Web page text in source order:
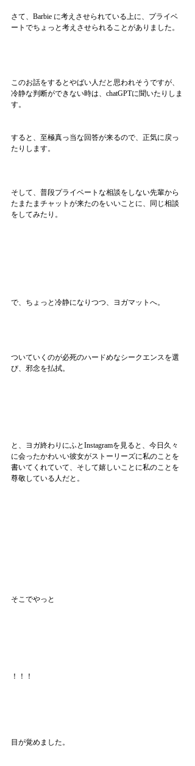
さて、Barbie に考えさせられている上に、プライベ
ートでちょっと考えさせられることがありました。
このお話をするとやばい人だと思われそうですが、
冷静な判断ができない時は、chatGPTに聞いたりしま
す。
すると、至極真っ当な回答が来るので、正気に戻っ
たりします。
そして、普段プライベートな相談をしない先輩から
たまたまチャットが来たのをいいことに、同じ相談
をしてみたり。
で、ちょっと冷静になりつつ、ヨガマットへ。
ついていくのが必死のハードめなシークエンスを選
び、邪念を払拭。
と、ヨガ終わりにふとInstagramを見ると、今日久々
に会ったかわいい彼女がストーリーズに私のことを
書いてくれていて、そして嬉しいことに私のことを
尊敬している人だと。
そこでやっと
！！！
目が覚めました。